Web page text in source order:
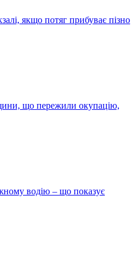
якщо потяг прибуває пізно
що пережили окупацію,
водію – що показує